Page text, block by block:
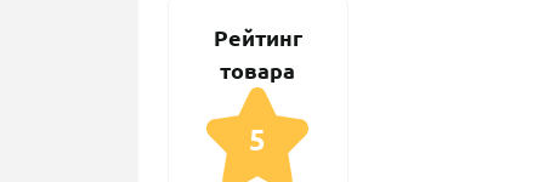
Рейтинг
товара
5